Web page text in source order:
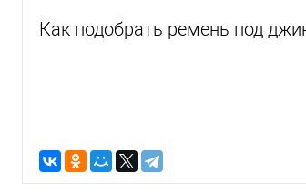
Как подобрать ремень под